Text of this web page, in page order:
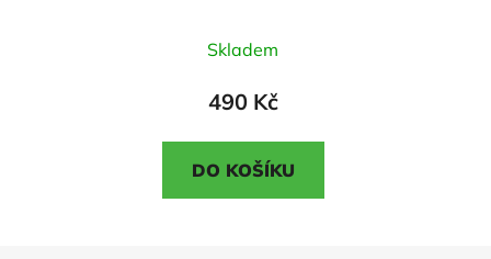
hodnocení
produktu
3,5
z
Skladem
490 Kč
DO KOŠÍKU